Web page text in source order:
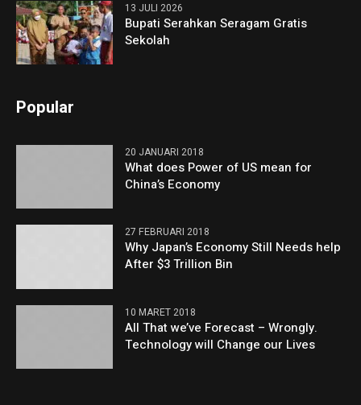
13 JULI 2026
Bupati Serahkan Seragam Gratis
Sekolah
Popular
20 JANUARI 2018
What does Power of US mean for
China’s Economy
27 FEBRUARI 2018
Why Japan’s Economy Still Needs help
After $3 Trillion Bin
10 MARET 2018
All That we’ve Forecast – Wrongly.
Technology will Change our Lives